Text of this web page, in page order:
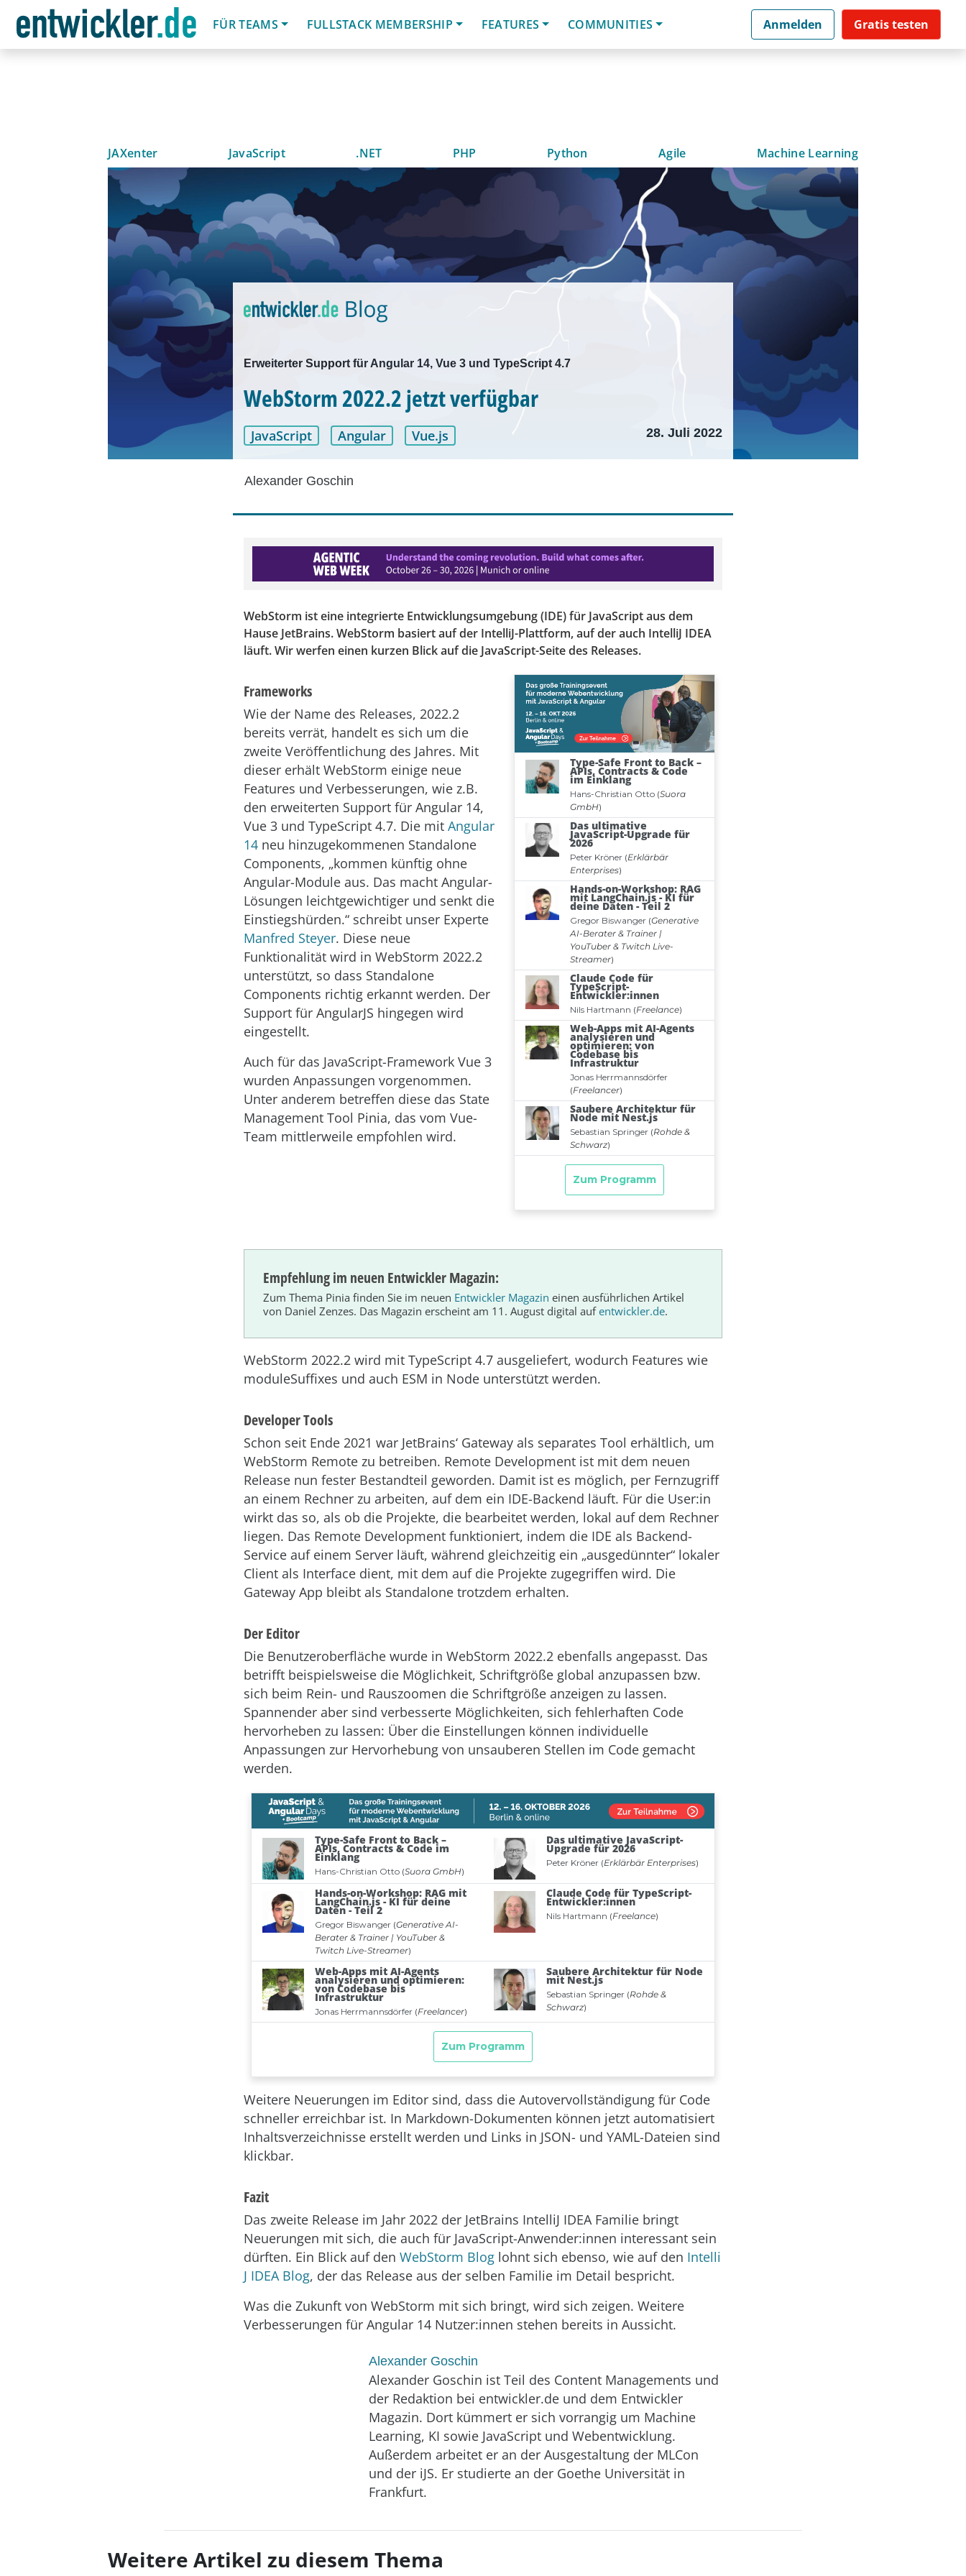
FÜR TEAMS
FULLSTACK MEMBERSHIP FEATURES COMMUNITIES Anmelden Gratis testen
JAXenter JavaScript .NET PHP Python Agile Machine Learning
Erweiterter Support für Angular 14, Vue 3 und TypeScript 4.7
WebStorm 2022.2 jetzt verfügbar
JavaScript Angular Vue.js 28. Juli 2022
Alexander Goschin
WebStorm ist eine integrierte Entwicklungsumgebung (IDE) für JavaScript aus dem
Hause JetBrains. WebStorm basiert auf der IntelliJ-Plattform, auf der auch IntelliJ IDEA
läuft. Wir werfen einen kurzen Blick auf die JavaScript-Seite des Releases.
Frameworks
Wie der Name des Releases, 2022.2
bereits verrät, handelt es sich um die
zweite Veröffentlichung des Jahres. Mit
dieser erhält WebStorm einige neue
Features und Verbesserungen, wie z.B.
den erweiterten Support für Angular 14,
Vue 3 und TypeScript 4.7. Die mit Angular
14 neu hinzugekommenen Standalone
Components, „kommen künftig ohne
Angular-Module aus. Das macht Angular-
Lösungen leichtgewichtiger und senkt die
Einstiegshürden.“ schreibt unser Experte
Manfred Steyer. Diese neue
Funktionalität wird in WebStorm 2022.2
unterstützt, so dass Standalone
Components richtig erkannt werden. Der
Support für AngularJS hingegen wird
eingestellt.
Auch für das JavaScript-Framework Vue 3
wurden Anpassungen vorgenommen.
Unter anderem betreffen diese das State
Management Tool Pinia, das vom Vue-
Team mittlerweile empfohlen wird.
Empfehlung im neuen Entwickler Magazin:
Zum Thema Pinia finden Sie im neuen Entwickler Magazin einen ausführlichen Artikel
von Daniel Zenzes. Das Magazin erscheint am 11. August digital aufentwickler.de.
WebStorm 2022.2 wird mit TypeScript 4.7 ausgeliefert, wodurch Features wie
moduleSuffixes und auch ESM in Node unterstützt werden.
Developer Tools
Schon seit Ende 2021 war JetBrains‘ Gateway als separates Tool erhältlich, um
WebStorm Remote zu betreiben. Remote Development ist mit dem neuen
Release nun fester Bestandteil geworden. Damit ist es möglich, per Fernzugriff
an einem Rechner zu arbeiten, auf dem ein IDE-Backend läuft. Für die User:in
wirkt das so, als ob die Projekte, die bearbeitet werden, lokal auf dem Rechner
liegen. Das Remote Development funktioniert, indem die IDE als Backend-
Service auf einem Server läuft, während gleichzeitig ein „ausgedünnter“ lokaler
Client als Interface dient, mit dem auf die Projekte zugegriffen wird. Die
Gateway App bleibt als Standalone trotzdem erhalten.
Der Editor
Die Benutzeroberfläche wurde in WebStorm 2022.2 ebenfalls angepasst. Das
betrifft beispielsweise die Möglichkeit, Schriftgröße global anzupassen bzw.
sich beim Rein- und Rauszoomen die Schriftgröße anzeigen zu lassen.
Spannender aber sind verbesserte Möglichkeiten, sich fehlerhaften Code
hervorheben zu lassen: Über die Einstellungen können individuelle
Anpassungen zur Hervorhebung von unsauberen Stellen im Code gemacht
werden.
Weitere Neuerungen im Editor sind, dass die Autovervollständigung für Code
schneller erreichbar ist. In Markdown-Dokumenten können jetzt automatisiert
Inhaltsverzeichnisse erstellt werden und Links in JSON- und YAML-Dateien sind
klickbar.
Fazit
Das zweite Release im Jahr 2022 der JetBrains IntelliJ IDEA Familie bringt
Neuerungen mit sich, die auch für JavaScript-Anwender:innen interessant sein
dürften. Ein Blick auf den WebStorm Blog lohnt sich ebenso, wie auf den Intelli
J IDEA Blog, der das Release aus der selben Familie im Detail bespricht.
Was die Zukunft von WebStorm mit sich bringt, wird sich zeigen. Weitere
Verbesserungen für Angular 14 Nutzer:innen stehen bereits in Aussicht.
Alexander Goschin
Alexander Goschin ist Teil des Content Managements und
der Redaktion bei entwickler.de und dem Entwickler
Magazin. Dort kümmert er sich vorrangig um Machine
Learning, KI sowie JavaScript und Webentwicklung.
Außerdem arbeitet er an der Ausgestaltung der MLCon
und der iJS. Er studierte an der Goethe Universität in
Frankfurt.
Weitere Artikel zu diesem Thema